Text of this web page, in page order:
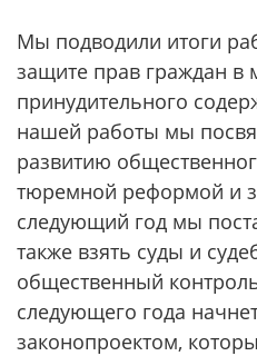
Мы подводили итоги
защите прав граждан в
принудительного
нашей работы мы
развитию
тюремной реформой и
следующий год мы
также взять суды и
общественный
следующего года
законопроектом,